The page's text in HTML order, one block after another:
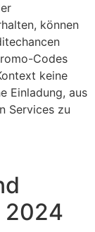
können
Codes
keine
Einladung, aus
Services zu
2024